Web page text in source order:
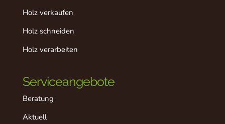
Holz verkaufen
Holz schneiden
Holz verarbeiten
Serviceangebote
Beratung
Aktuell